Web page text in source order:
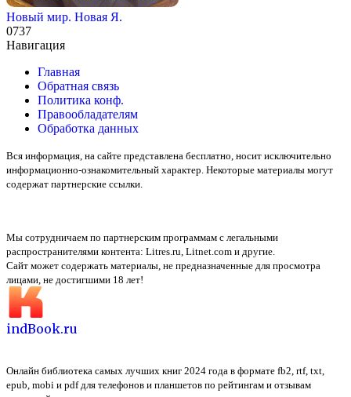
Новый мир. Новая Я.
0737
Навигация
Главная
Обратная связь
Политика конф.
Правообладателям
Обработка данных
Вся информация, на сайте представлена бесплатно, носит исключительно
информационно-ознакомительный характер. Некоторые материалы могут
содержат партнерские ссылки.
Мы сотрудничаем по партнерским программам с легальными
распространителями контента: Litres.ru, Litnet.com и другие.
Сайт может содержать материалы, не предназначенные для просмотра
лицами, не достигшими 18 лет!
indBook.ru
Онлайн библиотека самых лучших книг 2024 года в формате fb2, rtf, txt,
epub, mobi и pdf для телефонов и планшетов по рейтингам и отзывам